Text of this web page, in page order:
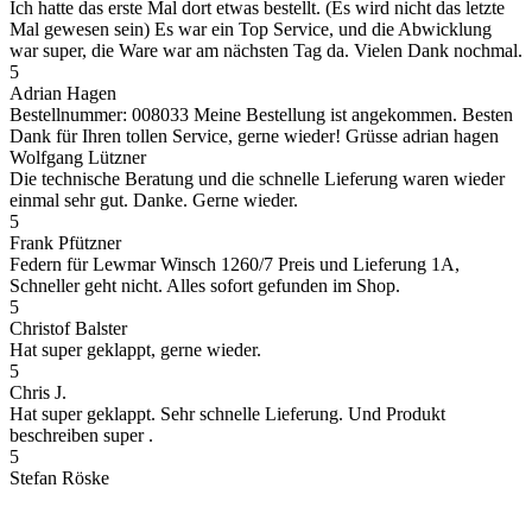
Ich hatte das erste Mal dort etwas bestellt. (Es wird nicht das letzte
Mal gewesen sein) Es war ein Top Service, und die Abwicklung
war super, die Ware war am nächsten Tag da. Vielen Dank nochmal.
5
Adrian Hagen
Bestellnummer: 008033 Meine Bestellung ist angekommen. Besten
Dank für Ihren tollen Service, gerne wieder! Grüsse adrian hagen
Wolfgang Lützner
Die technische Beratung und die schnelle Lieferung waren wieder
einmal sehr gut. Danke. Gerne wieder.
5
Frank Pfützner
Federn für Lewmar Winsch 1260/7 Preis und Lieferung 1A,
Schneller geht nicht. Alles sofort gefunden im Shop.
5
Christof Balster
Hat super geklappt, gerne wieder.
5
Chris J.
Hat super geklappt. Sehr schnelle Lieferung. Und Produkt
beschreiben super .
5
Stefan Röske